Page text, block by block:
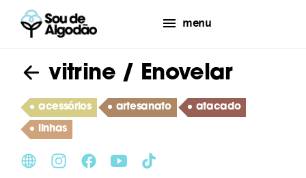
menu
vitrine/ Enovelar
acessórios artesanato atacado
linhas